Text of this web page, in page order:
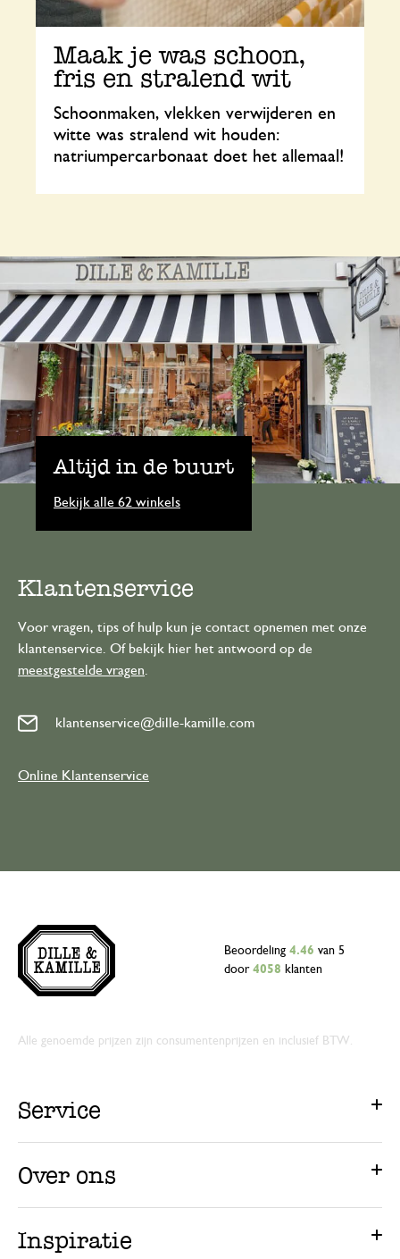
Maak je was schoon,
fris en stralend wit
Schoonmaken, vlekken verwijderen en
witte was stralend wit houden:
natriumpercarbonaat doet het allemaal!
Altijd in de buurt
Bekijk alle 62 winkels
Klantenservice
Voor vragen, tips of hulp kun je contact opnemen met onze
klantenservice. Of bekijk hier het antwoord op de
meestgestelde vragen
klantenservice@dille-kamille.com
Online Klantenservice
Beoordeling 4.46 van 5
door 4058 klanten
Alle genoemde prijzen zijn consumentenprijzen en inclusief BTW.
Service
Over ons
Inspiratie